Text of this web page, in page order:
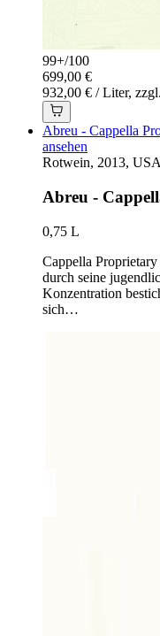
99+/100
699,00 €
932,00 € / Liter,
Abreu - Cappella
ansehen
Rotwein, 2013, USA
Abreu -
0,75 L
Cappella
durch seine
Konzentration
sich…